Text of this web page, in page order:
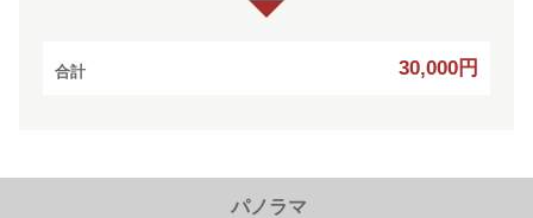
合計 30,000円
パノラマ